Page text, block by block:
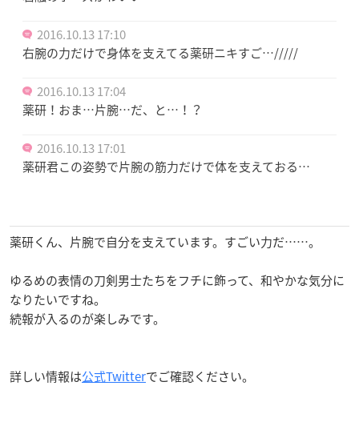
2016.10.13 17:10
右腕の力だけで身体を支えてる薬研ニキすご…/////
2016.10.13 17:04
薬研！おま…片腕…だ、と…！？
2016.10.13 17:01
薬研君この姿勢で片腕の筋力だけで体を支えておる…
薬研くん、片腕で自分を支えています。すごい力だ……。
ゆるめの表情の刀剣男士たちをフチに飾って、和やかな気分に
なりたいですね。
続報が入るのが楽しみです。
詳しい情報は公式Twitterでご確認ください。